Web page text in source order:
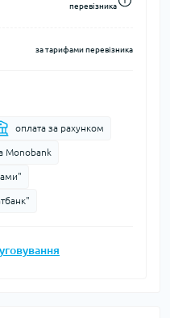
перевізника
за тарифами перевізника
оплата за рахунком
Monobank